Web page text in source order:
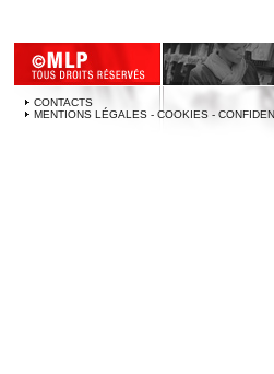
CONTACTS
MENTIONS LÉGALES - COOKIES -